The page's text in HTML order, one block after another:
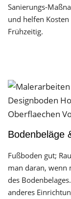
Sanierungs-
und helfen
Frühzeitig.
Bodenbeläge
Fußboden gut;
man daran, wenn
des
anderes